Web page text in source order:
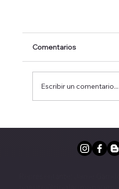
Dirección José
Comentarios
Escribir un comentario...